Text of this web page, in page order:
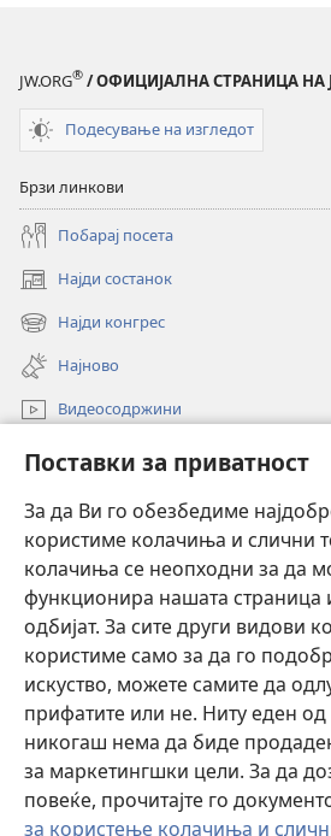
Поставки за приватност
За да Ви го обезбедиме
користиме колачиња и слични
колачиња се неопходни за да
функционира нашата страница
одбијат. За сите други видови
користиме само за да го
искуство, можете самите да
прифатите или не. Ниту еден
никогаш нема да биде
за маркетингшки цели. За да
повеќе, прочитајте го
за користење колачиња и
JW.ORG® / ОФИЦИЈАЛНА СТРАНИЦА НА
Подесување на изгледот
Брзи линкови
Побарај посета
Најди состанок
(opens
new
window)
Најди конгрес
(opens
new
window)
Најново
Видеосодржини
(opens
new
window)ОНЛАЈН БИБЛИОТЕКА
(opens
new
window)JW Hub
(opens
new
window)Watchtower Library